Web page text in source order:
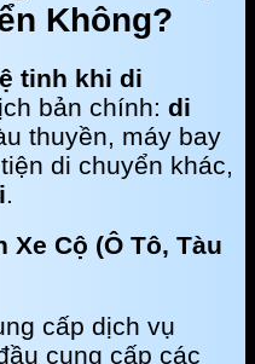
Không?
tinh khi di
bản chính: di
thuyền, máy bay
di chuyển khác,
Xe Cộ (Ô Tô, Tàu
cấp dịch vụ
cung cấp các